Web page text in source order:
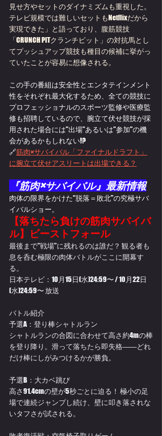
見せ方やセットのダイナミズムも重視した。
テレビ規模では難しいセットもNetflixだから
実現できた」と語っており、腹筋競技
「CRUNCH PITクランチピット」の対抗馬とし
てプッシュアップ競技も種目の候補に挙がっ
ていたことが容易に想像される。
この手の番組は安全性とエンタテインメント
性をそれぞれ最大化するため、全ての競技に
プロフェッショナルのスポーツ監修や医療監
修も招聘しているので、腕立て伏せ競技が採
用された場合には”出場”あるいは”参加”の機
会があるかもしれない!?
🔗筋肉×サバイバル「ファイナルドラフト」
に腕立て伏せアスリートは出場できる？
『筋肉×サバイバル』最新情報
肉体の限界をかけた“脱落＝敗北”の究極サバ
イバルショー。
【落ちたら負けの筋肉サバイバ
ル】ビーストフォール
最後まで“戦場”に残れるのは誰だ？ 観る者も
息を呑む極限の肉体バトルがここに開幕す
る。
日本テレビ：10月15日(水)24:59〜 / 10月22日
(水)24:59〜 放送
バトル紹介
予選A：登り棒シャトルラン
シャトルランの合図に合わせて高さ約4mの棒
を登り降り。滑って落ちたら即失格――どれ
だけ棒にしがみつけるかが勝負。
予選B：大カベ跳び
高さ91.4cmの壁が5秒ごとに迫る！ 極小の足
場で連続ジャンプし続け、壁に叩き落されな
いタフさが試される。